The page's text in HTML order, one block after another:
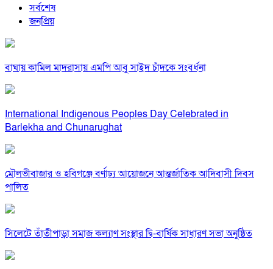
সর্বশেষ
জনপ্রিয়
বাঘায় কামিল মাদরাসায় এমপি আবু সাইদ চাঁদকে সংবর্ধনা
International Indigenous Peoples Day Celebrated in
Barlekha and Chunarughat
মৌলভীবাজার ও হবিগঞ্জে বর্ণাঢ্য আয়োজনে আন্তর্জাতিক আদিবাসী দিবস
পালিত
সিলেটে তাঁতীপাড়া সমাজ কল্যাণ সংস্থার দ্বি-বার্ষিক সাধারণ সভা অনুষ্ঠিত